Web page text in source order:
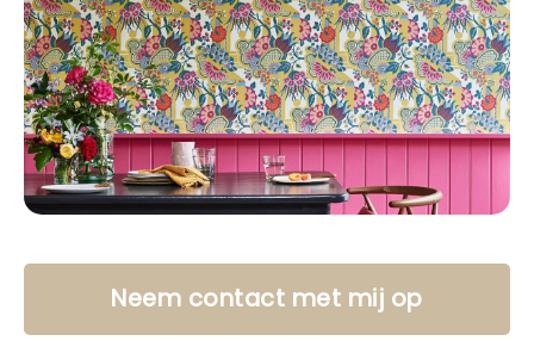
Neem contact met mij op